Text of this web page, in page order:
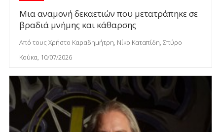
Μια αναμονή δεκαετιών που μετατράπηκε σε
βραδιά μνήμης και κάθαρσης
Από τους Χρήστο Καραδημήτρη, Νίκο Καταπίδη, Σπύρο
Κούκα, 10/07/2026